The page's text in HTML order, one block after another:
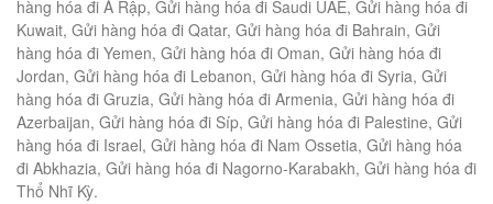
hàng hóa đi Ả Rập, Gửi hàng hóa đi Saudi UAE, Gửi hàng hóa đi
Kuwait, Gửi hàng hóa đi Qatar, Gửi hàng hóa đi Bahrain, Gửi
hàng hóa đi Yemen, Gửi hàng hóa đi Oman, Gửi hàng hóa đi
Jordan, Gửi hàng hóa đi Lebanon, Gửi hàng hóa đi Syria, Gửi
hàng hóa đi Gruzia, Gửi hàng hóa đi Armenia, Gửi hàng hóa đi
Azerbaijan, Gửi hàng hóa đi Síp, Gửi hàng hóa đi Palestine, Gửi
hàng hóa đi Israel, Gửi hàng hóa đi Nam Ossetia, Gửi hàng hóa
đi Abkhazia, Gửi hàng hóa đi Nagorno-Karabakh, Gửi hàng hóa đi
Thổ Nhĩ Kỳ.